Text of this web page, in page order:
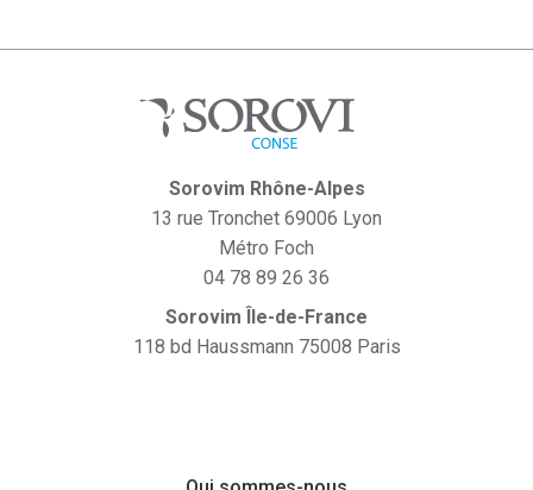
Sorovim Rhône-Alpes
13 rue Tronchet 69006 Lyon
Métro Foch
04 78 89 26 36
Sorovim Île-de-France
118 bd Haussmann 75008 Paris